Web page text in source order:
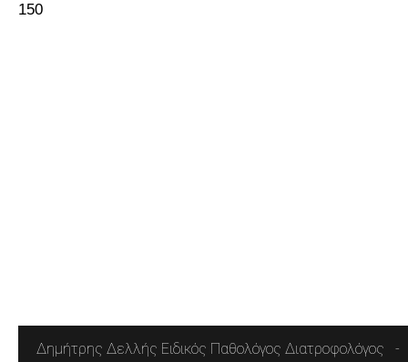
150
Δημήτρης Δελλής Ειδικός Παθολόγος Διατροφολόγος